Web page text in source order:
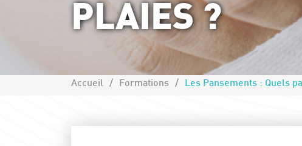
PLAIES ?
Accueil Formations